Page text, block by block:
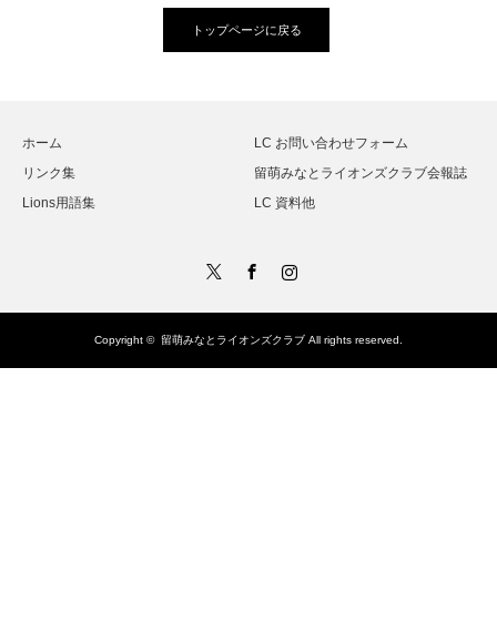
トップページに戻る
ホーム
LC お問い合わせフォーム
リンク集
留萌みなとライオンズクラブ会報誌
Lions用語集
LC 資料他
Instagram
Copyright © 留萌みなとライオンズクラブ All rights reserved.